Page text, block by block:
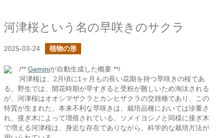
河津桜という名の早咲きのサクラ
2025-03-24 植物の形
/** Geminiが自動生成した概要 **/
河津桜は、2月頃に1ヶ月もの長い花期を持つ早咲きの桜であ
る。野生では、開花時期が早すぎると受粉が難しいため淘汰される
が、河津桜はオオシマザクラとカンヒザクラの交雑種であり、この
特質が生まれた。本来不利な早咲きは、栽培品種においては珍重さ
れ、接ぎ木によって増殖されている。ソメイヨシノと同様に接ぎ木
で増える河津桜は、身近な存在でありながら、科学的な栽培方法が